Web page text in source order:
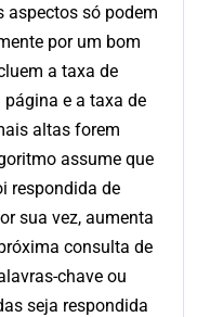
aspectos só podem
por um bom
a taxa de
página e a taxa de
altas forem
assume que
respondida de
sua vez, aumenta
consulta de
chave ou
seja respondida